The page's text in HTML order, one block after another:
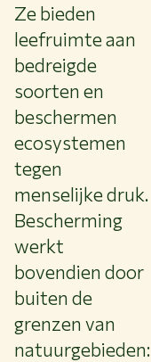
Ze bieden
leefruimte aan
bedreigde
soorten en
beschermen
ecosystemen
tegen
menselijke druk.
Bescherming
werkt
bovendien door
buiten de
grenzen van
natuurgebieden: